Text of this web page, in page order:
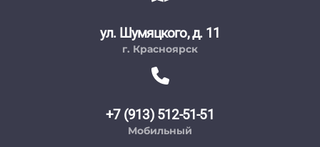
ул. Шумяцкого, д. 11
г. Красноярск
+7 (913) 512-51-51
Мобильный